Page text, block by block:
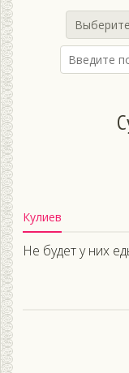
Кулиев
Не будет у них